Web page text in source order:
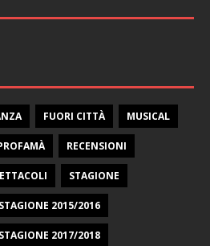
FUORI CITTÀ MUSICAL
RECENSIONI
STAGIONE
STAGIONE 2015/2016
STAGIONE 2017/2018